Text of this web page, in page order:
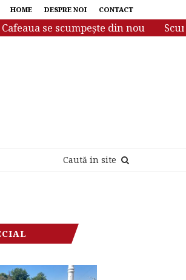
HOME DESPRE NOI CONTACT
se scumpește din nou Scumpiri
Caută in site